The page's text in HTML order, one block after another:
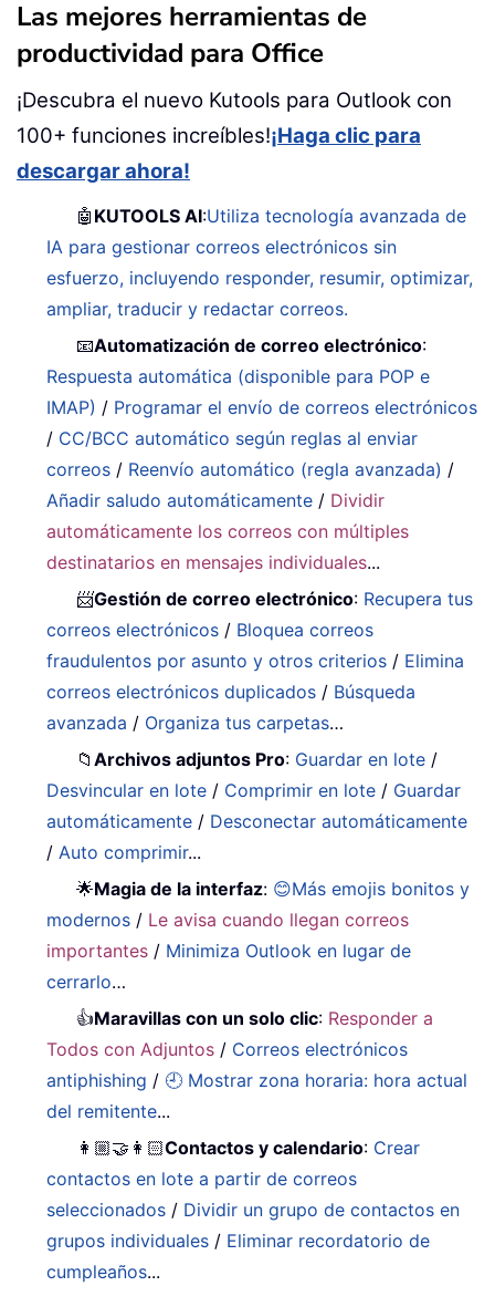
Las mejores herramientas de
productividad para Office
¡Descubra el nuevo Kutools para Outlook con
100+ funciones increíbles!¡Haga clic para
descargar ahora!
🤖 KUTOOLS AI:Utiliza tecnología avanzada de
IA para gestionar correos electrónicos sin
esfuerzo, incluyendo responder, resumir, optimizar,
ampliar, traducir y redactar correos.
📧Automatización de correo electrónico:
Respuesta automática (disponible para POP e
IMAP) / Programar el envío de correos electrónicos
/ CC/BCC automático según reglas al enviar
correos / Reenvío automático (regla avanzada) /
Añadir saludo automáticamente / Dividir
automáticamente los correos con múltiples
destinatarios en mensajes individuales...
📨Gestión de correo electrónico: Recupera tus
correos electrónicos / Bloquea correos
fraudulentos por asunto y otros criterios / Elimina
correos electrónicos duplicados / Búsqueda
avanzada / Organiza tus carpetas…
📁Archivos adjuntos Pro: Guardar en lote /
Desvincular en lote / Comprimir en lote / Guardar
automáticamente / Desconectar automáticamente
/Auto comprimir...
🌟Magia de la interfaz: 😊Más emojis bonitos y
modernos / Le avisa cuando llegan correos
importantes / Minimiza Outlook en lugar de
cerrarlo…
👍Maravillas con un solo clic: Responder a
Todos con Adjuntos / Correos electrónicos
antiphishing / 🕘 Mostrar zona horaria: hora actual
del remitente...
👩🏼‍🤝‍👩🏻Contactos y calendario: Crear
contactos en lote a partir de correos
seleccionados / Dividir un grupo de contactos en
grupos individuales / Eliminar recordatorio de
cumpleaños...